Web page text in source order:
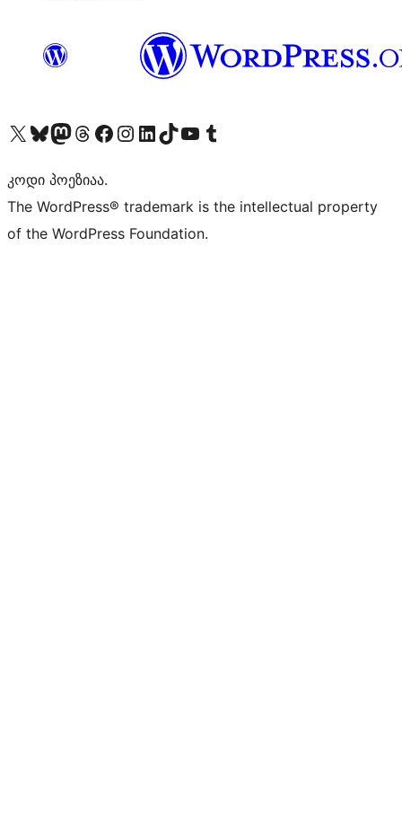
Visit our X (formerly Twitter) account
Visit our Bluesky account
Visit our Mastodon account
Visit our Threads account
Visit our Facebook page
Visit our Instagram account
Visit our LinkedIn account
Visit our TikTok account
Visit our YouTube channel
Visit our Tumblr account
კოდი პოეზიაა.
The WordPress® trademark is the intellectual property
of the WordPress Foundation.